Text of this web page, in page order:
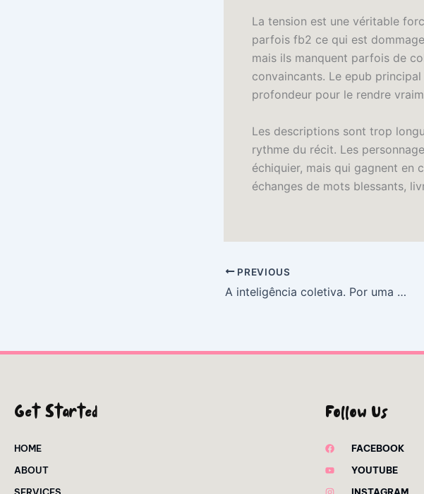
La tension est une véritable
parfois fb2 ce qui est
mais ils manquent parfois de
convaincants. Le epub
profondeur pour le rendre
Les descriptions sont trop
rythme du récit. Les
échiquier, mais qui gagnent en
échanges de mots blessants,
PREVIOUS
A inteligência coletiva. Por uma antropologia do ciberespaço | PDFs de Histórias que Inspiram
Get Started
HOME
ABOUT
Follow Us
FACEBOOK
YOUTUBE